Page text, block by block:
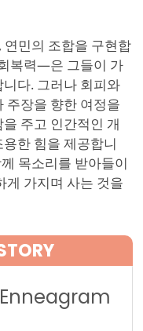
민의 조합을 구현합
복력—은 그들이 가
다. 그러나 회피와
주장을 향한 여정을
주고 인간적인 개
한 힘을 제공합니
목소리를 받아들이
게 가지며 사는 것을